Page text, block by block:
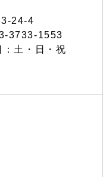
24-4
3733-1553
土・日・祝